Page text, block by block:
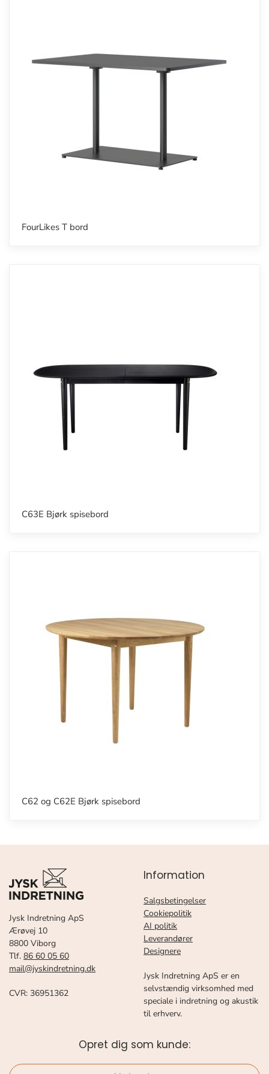
FourLikes T bord
C63E Bjørk spisebord
C62 og C62E Bjørk spisebord
Jysk Indretning ApS
Ærøvej 10
8800 Viborg
Tlf. 86 60 05 60
mail@jyskindretning.dk
CVR: 36951362
Information
Salgsbetingelser
Cookiepolitik
AI politik
Leverandører
Designere
Jysk Indretning ApS er en
selvstændig virksomhed med
speciale i indretning og akustik
til erhverv.
Opret dig som kunde: